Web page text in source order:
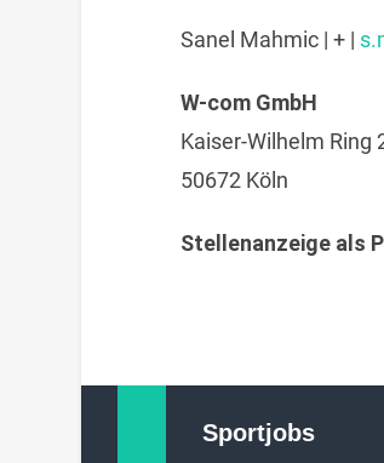
Sanel Mahmic | + |
W-com GmbH
Kaiser-Wilhelm Ring
50672 Köln
Stellenanzeige als
Sportjobs